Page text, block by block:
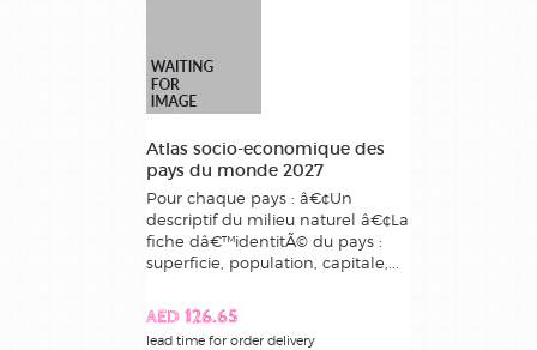
Atlas socio-economique des
pays du monde 2027
Pour chaque pays : â€¢Un
descriptif du milieu naturel â€¢La
fiche dâ€™identitÃ© du pays :
superficie, population, capitale,...
AED 126.65
lead time for order delivery